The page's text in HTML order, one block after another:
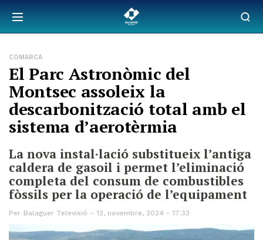
COMARCA
El Parc Astronòmic del
Montsec assoleix la
descarbonització total amb el
sistema d’aerotèrmia
La nova instal·lació substitueix l’antiga
caldera de gasoil i permet l’eliminació
completa del consum de combustibles
fòssils per la operació de l’equipament
Per Balaguer Televisió 12, novembre, 2024 - 17:33